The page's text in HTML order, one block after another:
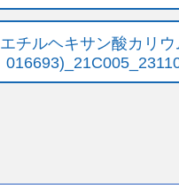
チルヘキサン酸カリ